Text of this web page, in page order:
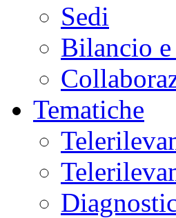
Sedi
Bilancio
Tematiche